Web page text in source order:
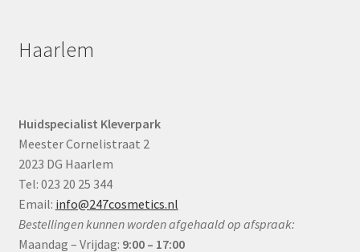
Haarlem
Huidspecialist Kleverpark
Meester Cornelistraat 2
2023 DG Haarlem
Tel: 023 20 25 344
Email: info@247cosmetics.nl
Bestellingen kunnen worden afgehaald op afspraak:
Maandag – Vrijdag: 9:00 – 17:00